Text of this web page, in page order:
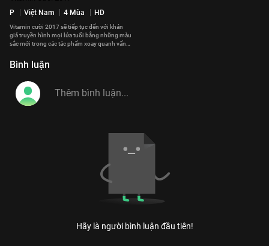
P Việt Nam 4 Mùa HD
Vitamin cười 2017 sẽ tiếp tục đến với khán
giả truyền hình mọi lứa tuổi bằng những màu
sắc mới trong các tác phẩm xoay quanh vấn
#vitamin_cuoi_2017
Bình luận
Hãy là người bình luận đầu tiên!